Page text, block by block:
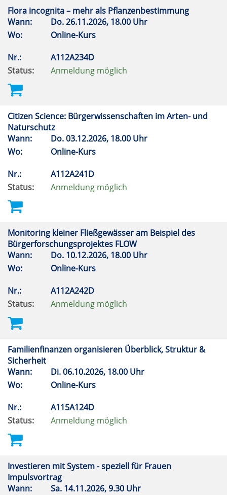
Flora incognita – mehr als Pflanzenbestimmung
Wann:
Do.26.11.2026, 18.00 Uhr
Wo:
Online-Kurs
Nr.:
A112A234D
Status:
Anmeldung möglich
Citizen Science: Bürgerwissenschaften im Arten- und
Naturschutz
Wann:
Do.03.12.2026, 18.00 Uhr
Wo:
Online-Kurs
Nr.:
A112A241D
Status:
Anmeldung möglich
Monitoring kleiner Fließgewässer am Beispiel des
Bürgerforschungsprojektes FLOW
Wann:
Do. 10.12.2026, 18.00 Uhr
Wo:
Online-Kurs
Nr.:
A112A242D
Status:
Anmeldung möglich
Familienfinanzen organisieren Überblick, Struktur &
Sicherheit
Wann:
Di.06.10.2026, 18.00 Uhr
Wo:
Online-Kurs
Nr.:
A115A124D
Status:
Anmeldung möglich
Investieren mit System - speziell für Frauen
Impulsvortrag
Wann:
Sa. 14.11.2026, 9.30 Uhr